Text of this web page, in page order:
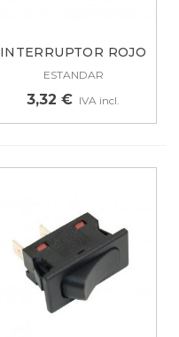
INTERRUPTOR ROJO
6 CONTACTOS...
ESTANDAR
3,32 € IVA incl.